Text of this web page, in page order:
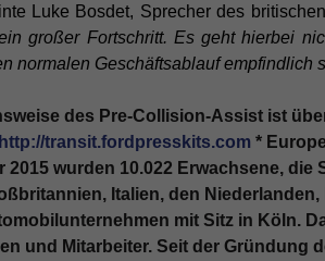
Luke Bosdet, Sprecher des
großer Fortschritt. Es geht hierbei
normalen Geschäftsablauf empfindlich
des Pre-Collision-Assist ist
http://transit.fordpresskits.com *
2015 wurden 10.022 Erwachsene,
Italien, den
mit Sitz in Köln.
und Mitarbeiter. Seit der Gründung